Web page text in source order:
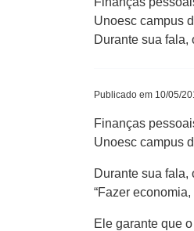
Unoesc campus
Durante sua
Publicado em 10/05/
Finanças
Unoesc campus
Durante sua fala,
“Fazer
Ele garante que